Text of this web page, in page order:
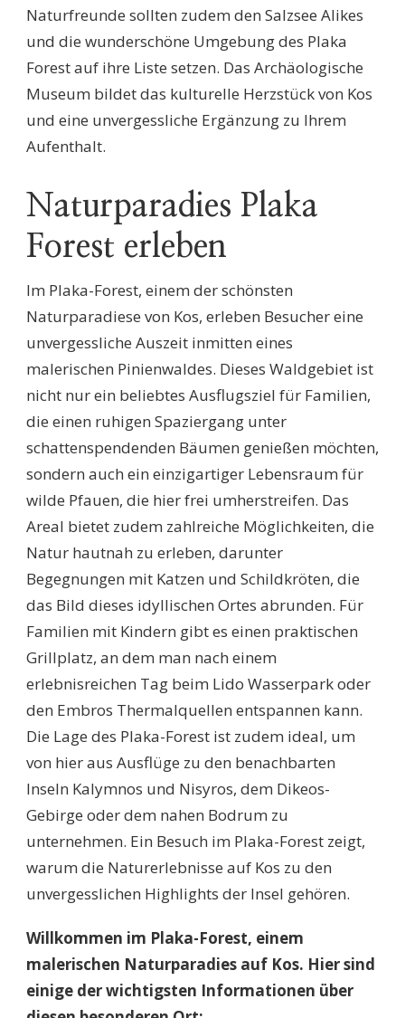
Naturfreunde sollten zudem den Salzsee Alikes
und die wunderschöne Umgebung des Plaka
Forest auf ihre Liste setzen. Das Archäologische
Museum bildet das kulturelle Herzstück von Kos
und eine unvergessliche Ergänzung zu Ihrem
Aufenthalt.
Naturparadies Plaka
Forest erleben
Im Plaka-Forest, einem der schönsten
Naturparadiese von Kos, erleben Besucher eine
unvergessliche Auszeit inmitten eines
malerischen Pinienwaldes. Dieses Waldgebiet ist
nicht nur ein beliebtes Ausflugsziel für Familien,
die einen ruhigen Spaziergang unter
schattenspendenden Bäumen genießen möchten,
sondern auch ein einzigartiger Lebensraum für
wilde Pfauen, die hier frei umherstreifen. Das
Areal bietet zudem zahlreiche Möglichkeiten, die
Natur hautnah zu erleben, darunter
Begegnungen mit Katzen und Schildkröten, die
das Bild dieses idyllischen Ortes abrunden. Für
Familien mit Kindern gibt es einen praktischen
Grillplatz, an dem man nach einem
erlebnisreichen Tag beim Lido Wasserpark oder
den Embros Thermalquellen entspannen kann.
Die Lage des Plaka-Forest ist zudem ideal, um
von hier aus Ausflüge zu den benachbarten
Inseln Kalymnos und Nisyros, dem Dikeos-
Gebirge oder dem nahen Bodrum zu
unternehmen. Ein Besuch im Plaka-Forest zeigt,
warum die Naturerlebnisse auf Kos zu den
unvergesslichen Highlights der Insel gehören.
Willkommen im Plaka-Forest, einem
malerischen Naturparadies auf Kos. Hier sind
einige der wichtigsten Informationen über